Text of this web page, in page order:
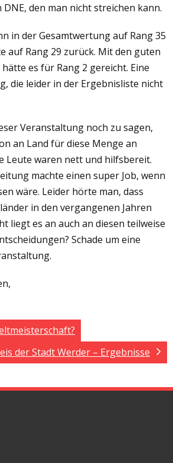
den man nicht streichen kann.
in der Gesamtwertung auf Rang 35
auf Rang 29 zurück. Mit den guten
es für Rang 2 gereicht. Eine
die leider in der Ergebnisliste nicht
Veranstaltung noch zu sagen,
an Land für diese Menge an
Leute waren nett und hilfsbereit.
machte einen super Job, wenn
wäre. Leider hörte man, dass
in den vergangenen Jahren
liegt es an auch an diesen teilweise
Schade um eine
der Stadt Werder – Ergebnisse